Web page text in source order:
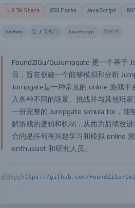
⭐ 2.3k Stars 650 Forks JavaScript
GitHub 近 7 天热门 JavaScript 增长中
项目地址 https://github.com/FoundZiGu/
FoundZiGu/GuJumpgate 是一个基于
目，旨在创建一个能够模拟和分析
Jumpgate是一种常见的 online 游戏平
入各种不同的场景、挑战并与其他玩
一份完整的 Jumpgate simula tor，能
解游戏的逻辑和机制，从而为后续改
合的是任何有兴趣学习和模拟 online
enthusiast 和研究人员。